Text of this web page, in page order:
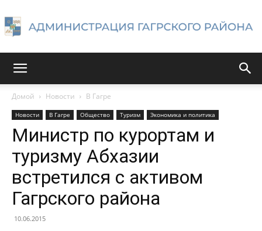
Гагрского
района
Домой Новости В Гагре
Новости В Гагре Общество Туризм Экономика и политика
Министр по курортам и
туризму Абхазии
встретился с активом
Гагрского района
10.06.2015